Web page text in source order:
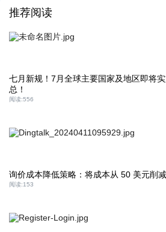
推荐阅读
七月新规！7月全球主要国家及地区即将
总！
阅读:556
询价成本降低策略：将成本从 50 美元削
阅读:153